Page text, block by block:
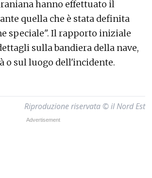
hanno effettuato il
quella che è stata definita
speciale". Il rapporto iniziale
sulla bandiera della nave,
o sul luogo dell'incidente.
Riproduzione riservata © il Nord Est